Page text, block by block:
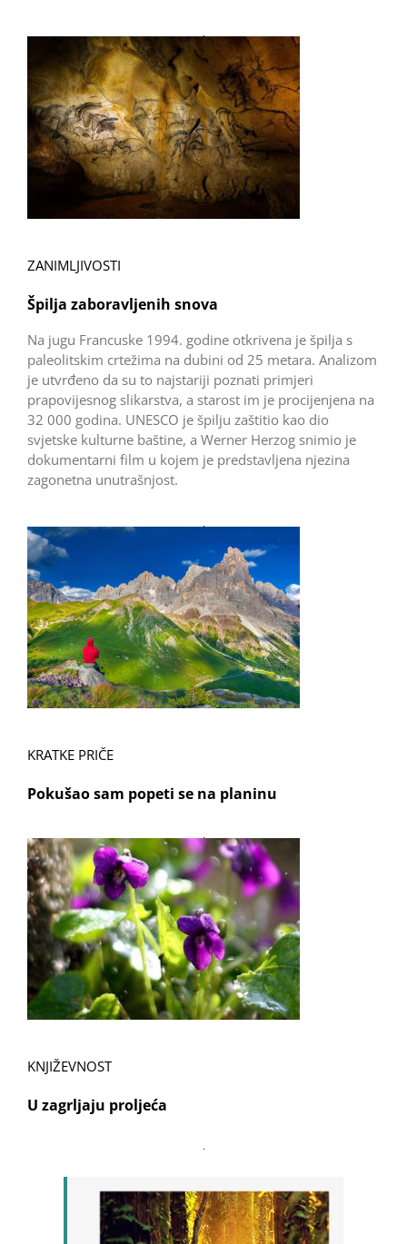
ZANIMLJIVOSTI
Špilja zaboravljenih snova
Na jugu Francuske 1994. godine otkrivena je špilja s
paleolitskim crtežima na dubini od 25 metara. Analizom
je utvrđeno da su to najstariji poznati primjeri
prapovijesnog slikarstva, a starost im je procijenjena na
32 000 godina. UNESCO je špilju zaštitio kao dio
svjetske kulturne baštine, a Werner Herzog snimio je
dokumentarni film u kojem je predstavljena njezina
zagonetna unutrašnjost.
KRATKE PRIČE
Pokušao sam popeti se na planinu
KNJIŽEVNOST
U zagrljaju proljeća